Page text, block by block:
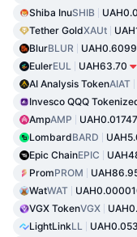
Shiba InuSHIB
Tether GoldXAUt
BlurBLUR UAH0.6099
EulerEUL UAH63.70
AI Analysis TokenAIAT
Invesco QQQ
AmpAMP UAH0.01747
LombardBARD
Epic ChainEPIC
PromPROM
WatWAT
VGX TokenVGX
LightLinkLL